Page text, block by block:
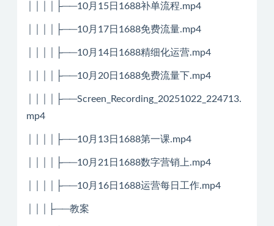
││││├──10月15日1688补单流程.mp4
││││├──10月17日1688免费流量.mp4
││││├──10月14日1688精细化运营.mp4
││││├──10月20日1688免费流量下.mp4
││││├──Screen_Recording_20251022_224713.
mp4
││││├──10月13日1688第一课.mp4
││││├──10月21日1688数字营销上.mp4
││││├──10月16日1688运营每日工作.mp4
│││├──教案